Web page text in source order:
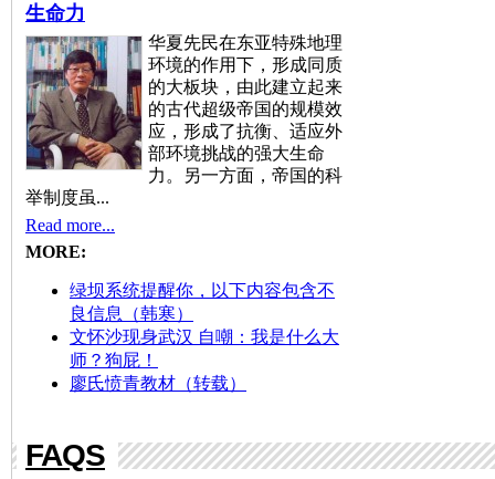
生命力
华夏先民在东亚特殊地理
环境的作用下，形成同质
的大板块，由此建立起来
的古代超级帝国的规模效
应，形成了抗衡、适应外
部环境挑战的强大生命
力。另一方面，帝国的科
举制度虽...
Read more...
MORE:
绿坝系统提醒你，以下内容包含不
良信息（韩寒）
文怀沙现身武汉 自嘲：我是什么大
师？狗屁！
廖氏愤青教材（转载）
FAQS